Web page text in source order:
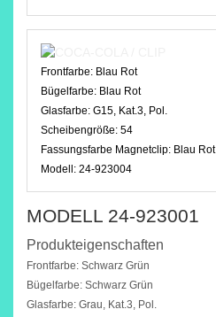
Frontfarbe: Blau Rot
Bügelfarbe: Blau Rot
Glasfarbe: G15, Kat.3, Pol.
Scheibengröße: 54
Fassungsfarbe Magnetclip: Blau Rot
Modell: 24-923004
MODELL 24-923001
Produkteigenschaften
Frontfarbe: Schwarz Grün
Bügelfarbe: Schwarz Grün
Glasfarbe: Grau, Kat.3, Pol.